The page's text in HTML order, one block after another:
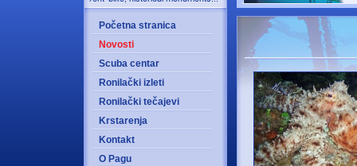
Početna stranica
Novosti
Scuba centar
Ronilački izleti
Ronilački tečajevi
Krstarenja
Kontakt
O Pagu